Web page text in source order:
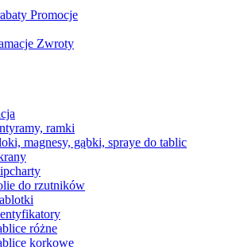
Promocje
Zwroty
ramki
magnesy, gąbki, spraye do tablic
do rzutników
różne
korkowe